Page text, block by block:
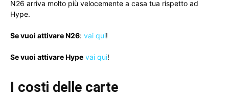
N26 arriva molto più velocemente a casa tua rispetto ad
Hype.
Se vuoi attivare N26: vai qui!
Se vuoi attivare Hype vai qui!
I costi delle carte